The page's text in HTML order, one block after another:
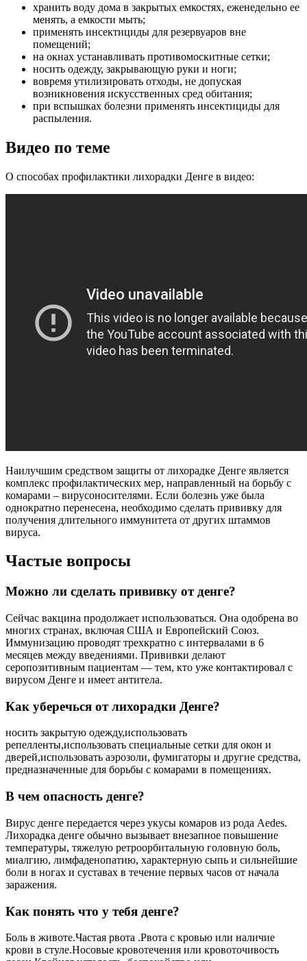
хранить воду дома в закрытых емкостях, еженедельно ее
менять, а емкости мыть;
применять инсектициды для резервуаров вне
помещений;
на окнах устанавливать противомоскитные сетки;
носить одежду, закрывающую руки и ноги;
вовремя утилизировать отходы, не допуская
возникновения искусственных сред обитания;
при вспышках болезни применять инсектициды для
распыления.
Видео по теме
О способах профилактики лихорадки Денге в видео:
Наилучшим средством защиты от лихорадке Денге является
комплекс профилактических мер, направленный на борьбу с
комарами – вирусоносителями. Если болезнь уже была
однократно перенесена, необходимо сделать прививку для
получения длительного иммунитета от других штаммов
вируса.
Частые вопросы
Можно ли сделать прививку от денге?
Сейчас вакцина продолжает использоваться. Она одобрена во
многих странах, включая США и Европейский Союз.
Иммунизацию проводят трехкратно с интервалами в 6
месяцев между введениями. Прививки делают
серопозитивным пациентам — тем, кто уже контактировал с
вирусом Денге и имеет антитела.
Как уберечься от лихорадки Денге?
носить закрытую одежду,использовать
репелленты,использовать специальные сетки для окон и
дверей,использовать аэрозоли, фумигаторы и другие средства,
предназначенные для борьбы с комарами в помещениях.
В чем опасность денге?
Вирус денге передается через укусы комаров из рода Aedes.
Лихорадка денге обычно вызывает внезапное повышение
температуры, тяжелую ретроорбитальную головную боль,
миалгию, лимфаденопатию, характерную сыпь и сильнейшие
боли в ногах и суставах в течение первых часов от начала
заражения.
Как понять что у тебя денге?
Боль в животе.Частая рвота .Рвота с кровью или наличие
крови в стуле.Носовые кровотечения или кровоточивость